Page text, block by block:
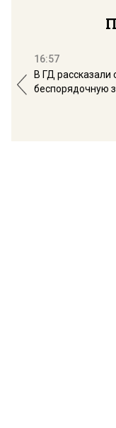
16:57
В ГД рассказали
беспорядочную